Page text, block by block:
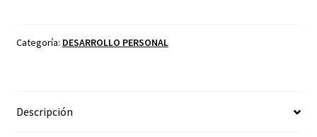
DE
cantidad
Categoría: DESARROLLO PERSONAL
Descripción